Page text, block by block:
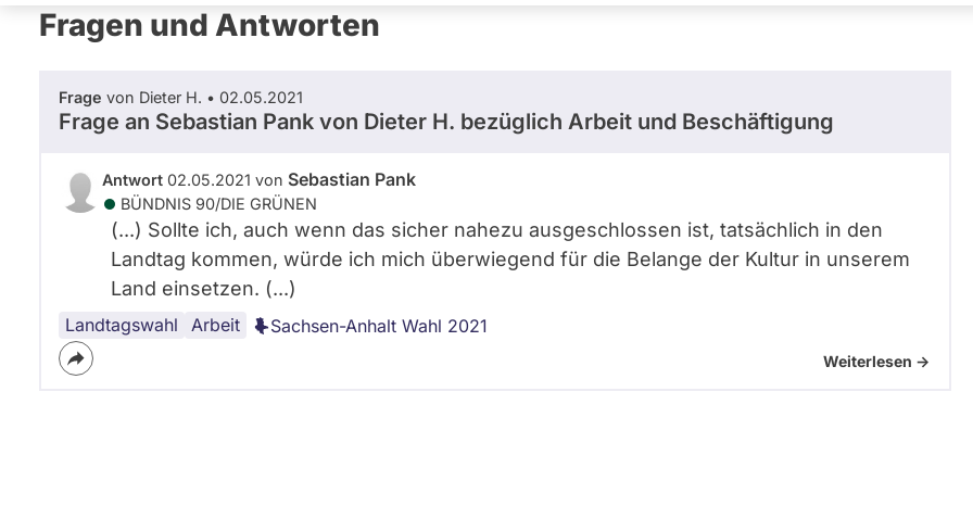
Fragen und Antworten
Frage von Dieter H. • 02.05.2021
Frage an Sebastian Pank von Dieter H. bezüglich Arbeit und Beschäftigung
Antwort 02.05.2021 von Sebastian Pank
BÜNDNIS 90/­DIE GRÜNEN
(...) Sollte ich, auch wenn das sicher nahezu ausgeschlossen ist, tatsächlich in den
Landtag kommen, würde ich mich überwiegend für die Belange der Kultur in unserem
Land einsetzen. (...)
Landtagswahl Arbeit Sachsen-Anhalt Wahl 2021
Weiterlesen ->